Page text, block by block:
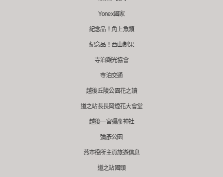
Yonex國家
紀念品！角上魚類
紀念品！西山制果
寺泊觀光協會
寺泊交通
越後丘陵公園花之讀
道之站長長岡煙花大會堂
越後一宮彌彥神社
彌彥公園
燕市役所主頁旅遊信息
道之站國頭